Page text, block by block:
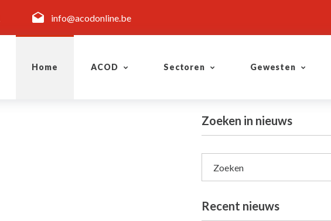
info@acodonline.be
Home ACOD Sectoren Gewesten
Zoeken in nieuws
Zoeken
Recent nieuws